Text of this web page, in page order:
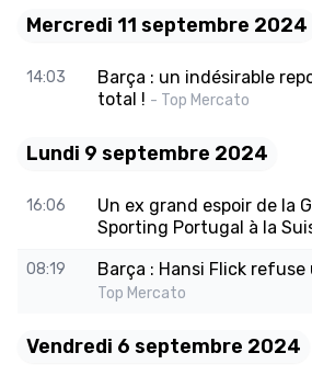
Mercredi 11 septembre 2024
14:03
Barça : un indésirable
total ! - Top Mercato
Lundi 9 septembre 2024
16:06
Un ex grand espoir de la
Sporting Portugal à la
08:19 Barça : Hansi Flick refuse
Top Mercato
Vendredi 6 septembre 2024